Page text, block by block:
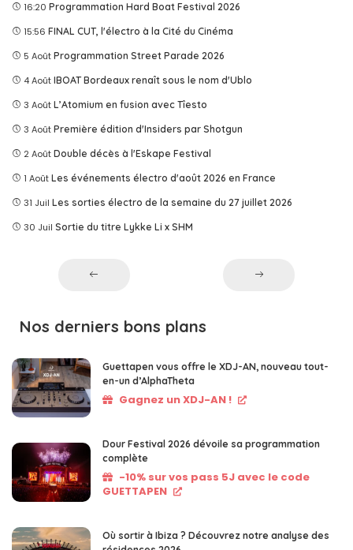
16:20 Programmation Hard Boat Festival 2026
15:56 FINAL CUT, l'électro à la Cité du Cinéma
5 Août Programmation Street Parade 2026
4 Août IBOAT Bordeaux renaît sous le nom d'Ublo
3 Août L’Atomium en fusion avec Tîesto
3 Août Première édition d'Insiders par Shotgun
2 Août Double décès à l'Eskape Festival
1 Août Les événements électro d'août 2026 en France
31 Juil Les sorties électro de la semaine du 27 juillet 2026
30 Juil Sortie du titre Lykke Li x SHM
Nos derniers bons plans
Guettapen vous offre le XDJ-AN, nouveau tout-
en-un d’AlphaTheta
Gagnez un XDJ-AN !
Dour Festival 2026 dévoile sa programmation
complète
-10% sur vos pass 5J avec le code
GUETTAPEN
Où sortir à Ibiza ? Découvrez notre analyse des